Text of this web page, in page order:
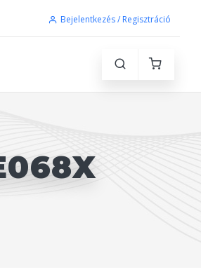
Bejelentkezés / Regisztráció